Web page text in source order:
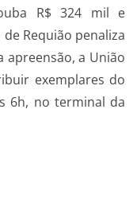
R$ 324 mil e
de Requião penaliza
apreensão, a União
exemplares do
6h, no terminal da